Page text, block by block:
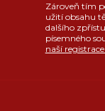
Zároveň tím
užití obsahu
dalšího
písemného
naší